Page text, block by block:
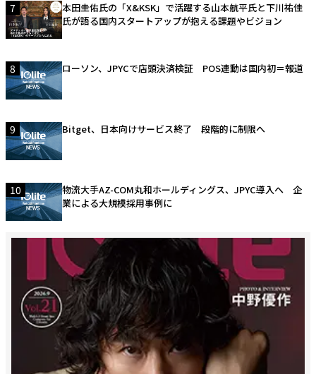
7
本田圭佑氏の「X&KSK」で活躍する山本航平氏と下川祐佳
氏が語る国内スタートアップが抱える課題やビジョン
8 ローソン、JPYCで店頭決済検証 POS連動は国内初＝報道
9 Bitget、日本向けサービス終了 段階的に制限へ
10
物流大手AZ-COM丸和ホールディングス、JPYC導入へ 企
業による大規模採用事例に